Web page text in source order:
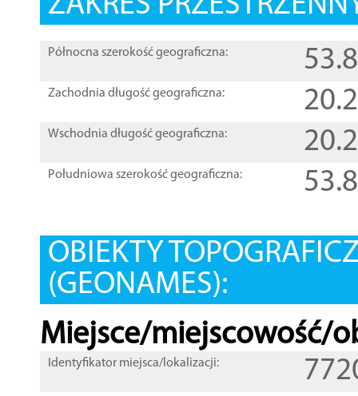
Północna szerokość geograficzna:
Zachodnia długość geograficzna:
Wschodnia długość geograficzna:
Południowa szerokość geograficzna:
OBIEKTY
(GEONAMES):
Miejsce/miejscowość/
Identyfikator miejsca/lokalizacji: